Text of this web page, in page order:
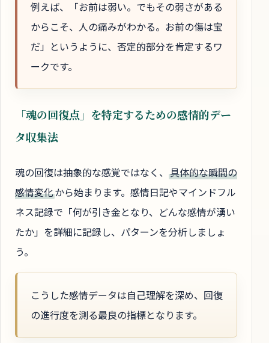
例えば、「お前は弱い。でもその弱さがある
からこそ、人の痛みがわかる。お前の傷は宝
だ」というように、否定的部分を肯定するワ
ークです。
「魂の回復点」を特定するための感情的デー
タ収集法
魂の回復は抽象的な感覚ではなく、 具体的な瞬間の
感情変化から始まります。感情日記やマインドフル
ネス記録で「何が引き金となり、どんな感情が湧い
たか」を詳細に記録し、パターンを分析しましょ
う。
こうした感情データは自己理解を深め、回復
の進行度を測る最良の指標となります。